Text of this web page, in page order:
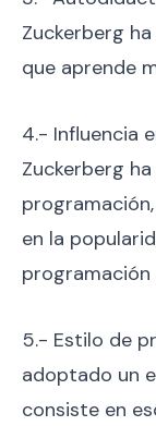
Zuckerberg
que aprende
4.- Influencia
Zuckerberg
en la
programación
5.- Estilo de
adoptado un
consiste en